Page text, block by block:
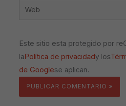
Web
Este sitio esta protegido por
laPolítica de privacidady los
de Googlese aplican.